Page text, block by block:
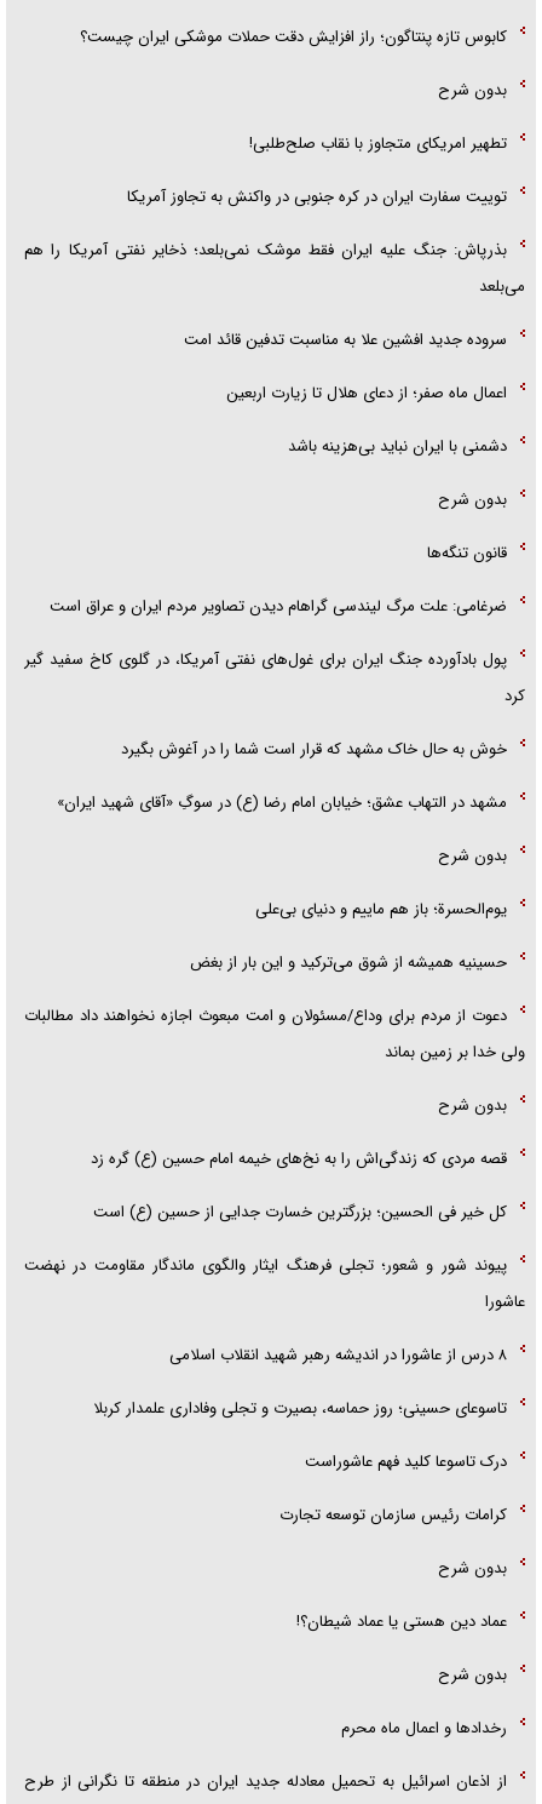
کابوس تازه پنتاگون؛ راز افزایش دقت حملات موشکی ایران چیست؟
بدون شرح
تطهیر امریکای متجاوز با نقاب صلح‌طلبی!
توییت سفارت ایران در کره جنوبی در واکنش به تجاوز آمریکا
بذرپاش: ‏جنگ علیه ایران فقط موشک نمی‌بلعد؛ ذخایر نفتی آمریکا را هم
می‌بلعد
سروده جدید افشین علا به مناسبت تدفین قائد امت
اعمال ماه صفر؛ از دعای هلال تا زیارت اربعین
دشمنی با ایران نباید بی‌هزینه باشد
بدون شرح
قانون تنگه‌ها
ضرغامی: علت مرگ لیندسی گراهام دیدن تصاویر مردم ایران و عراق است
پول بادآورده جنگ ایران برای غول‌های نفتی آمریکا، در گلوی کاخ سفید گیر
کرد
خوش به حال خاک مشهد که قرار است شما را در آغوش بگیرد
مشهد در التهاب عشق؛ خیابان امام رضا (ع) در سوگِ «آقای شهید ایران»
بدون شرح
یوم‌الحسرة؛ باز هم ماییم و دنیای بی‌علی
حسینیه همیشه از شوق می‌ترکید و این بار از بغض
دعوت از مردم برای وداع/مسئولان و امت مبعوث اجازه نخواهند داد مطالبات
ولی خدا بر زمین بماند
بدون شرح
قصه مردی که زندگی‌اش را به نخ‌های خیمه امام حسین (ع) گره زد
کل خیر فی الحسین؛ بزرگترین خسارت جدایی از حسین (ع) است
پیوند شور و شعور؛ تجلی فرهنگ ایثار والگوی ماندگار مقاومت در نهضت
عاشورا
۸ درس از عاشورا در اندیشه رهبر شهید انقلاب اسلامی
تاسوعای حسینی؛ روز حماسه، بصیرت و تجلی وفاداری علمدار کربلا
درک تاسوعا کلید فهم عاشوراست
کرامات رئیس سازمان توسعه تجارت
بدون شرح
عماد دین هستی یا عماد شیطان؟!
بدون شرح
رخداد‌ها و اعمال ماه محرم
از اذعان اسرائیل به تحمیل معادله جدید ایران در منطقه تا نگرانی از طرح